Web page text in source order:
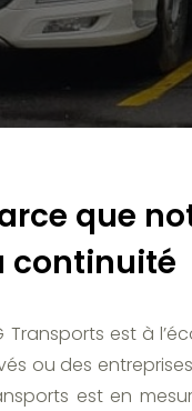
que
continuité
Transports est à
ou des
est en